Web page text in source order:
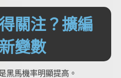
關注？擴編
變數
黑馬機率明顯提高。